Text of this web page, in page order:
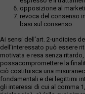
opposizione al
revoca del consenso
basi sul consenso.
Ai sensi dell’art. 2-undicies
dell’interessato può essere
motivata e resa senza
possacompromettere la
ciò costituisca una
fondamentali e dei legittimi
gli interessi di cui al comma